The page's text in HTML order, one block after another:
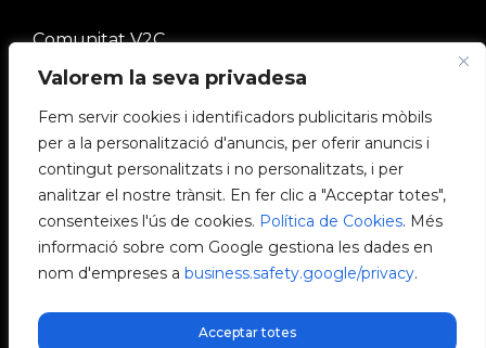
Valorem la seva privadesa
Fem servir cookies i identificadors publicitaris mòbils
per a la personalització d'anuncis, per oferir anuncis i
contingut personalitzats i no personalitzats, i per
analitzar el nostre trànsit. En fer clic a "Acceptar totes",
consenteixes l'ús de cookies. Política de Cookies. Més
informació sobre com Google gestiona les dades en
nom d'empreses a business.safety.google/privacy.
Acceptar totes
Comunitat V2C
Treballa amb nosaltres
e-Chargers
V2C Power
V2C Cloud